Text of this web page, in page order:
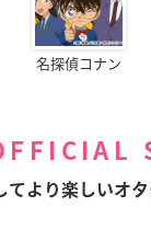
名探偵コナン
てより楽しいオタ